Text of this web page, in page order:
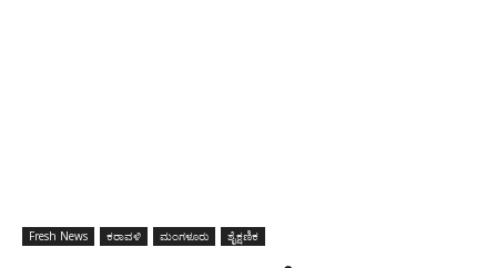
Fresh News ಕರಾವಳಿ ಮಂಗಳೂರು ಶೈಕ್ಷಣಿಕ